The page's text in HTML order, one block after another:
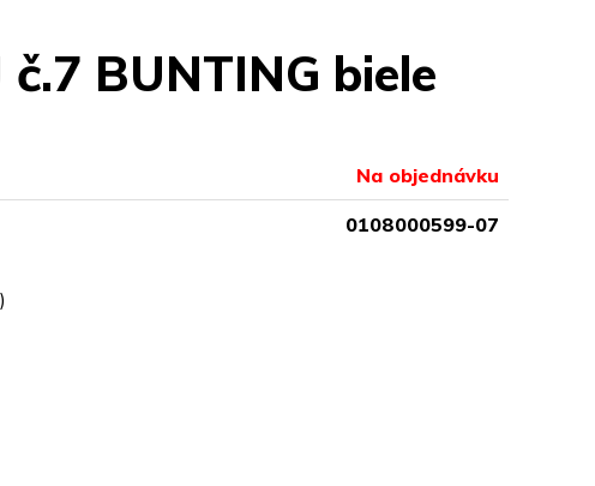
BUNTING biele
Na objednávku
0108000599-07